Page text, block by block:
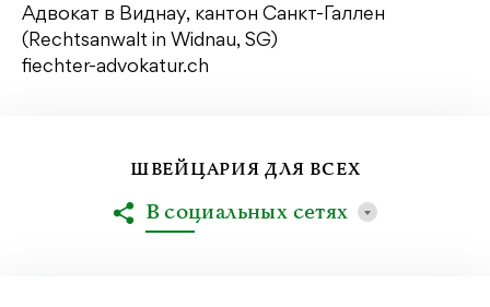
Адвокат в Виднау, кантон Санкт-Галлен
(Rechtsanwalt in Widnau, SG)
fiechter-advokatur.ch
ШВЕЙЦАРИЯ ДЛЯ ВСЕХ
В социальных сетях